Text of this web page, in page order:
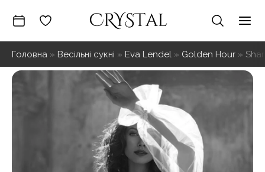
вмісту
Головна » Весільні сукні » Eva Lendel » Golden Hour »